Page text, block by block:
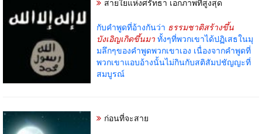
กับคำพูดที่อ้างกันว่า ธรรมชาติสร้างขึ้น
บังเอิญเกิดขึ้นมา ทั้งๆที่พวกเขาได้ปฏิเสธในมุ
มลึกๆของคำพูดพวกเขาเอง เนื่องจากคำพูดที่
พวกเขาแอบอ้างนั้นไม่กินกับสติสัมปชัญญะที่
สมบูรณ์
ก่อนที่จะสาย